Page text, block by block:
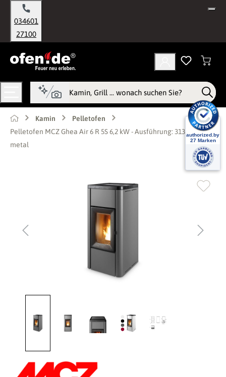
springen
034601
27100
Kamin
Pelletofen
Pelletofen MCZ Ghea Air 6 R 5S 6,2 kW - Ausführung: 313 Silver
metal